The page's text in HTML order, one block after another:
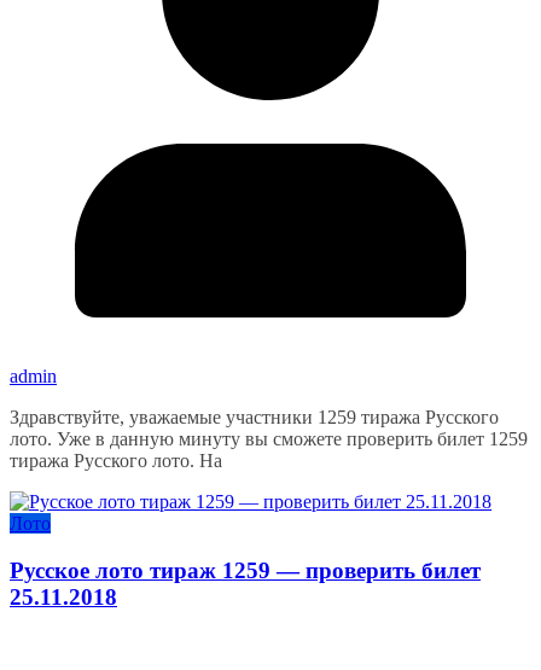
admin
Здравствуйте, уважаемые участники 1259 тиража Русского
лото. Уже в данную минуту вы сможете проверить билет 1259
тиража Русского лото. На
Лото
Русское лото тираж 1259 — проверить билет
25.11.2018